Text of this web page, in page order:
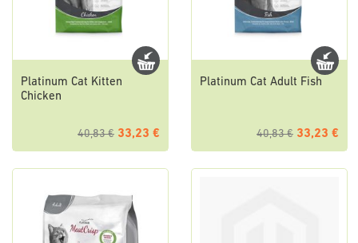
Platinum Cat Kitten
Chicken
40,83 € 33,23 €
Platinum Cat Adult Fish
40,83 € 33,23 €